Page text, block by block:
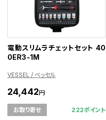
電動スリムラチェットセット 40
0ER3-1M
VESSEL / ベッセル
24,442円
お取り寄せ 222ポイント